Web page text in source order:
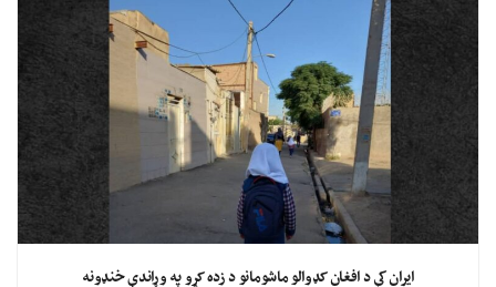
ایران کې د افغان کډوالو ماشومانو د زده کړو په وړاندې خنډونه